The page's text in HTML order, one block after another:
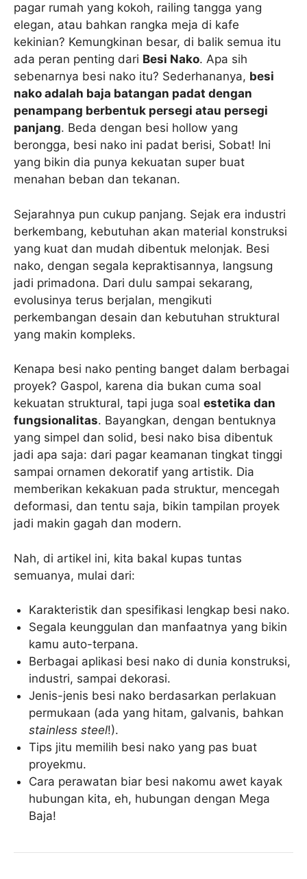
pagar rumah yang kokoh, railing tangga yang
elegan, atau bahkan rangka meja di kafe
kekinian? Kemungkinan besar, di balik semua itu
ada peran penting dari Besi Nako. Apa sih
sebenarnya besi nako itu? Sederhananya, besi
nako adalah baja batangan padat dengan
penampang berbentuk persegi atau persegi
panjang. Beda dengan besi hollow yang
berongga, besi nako ini padat berisi, Sobat! Ini
yang bikin dia punya kekuatan super buat
menahan beban dan tekanan.
Sejarahnya pun cukup panjang. Sejak era industri
berkembang, kebutuhan akan material konstruksi
yang kuat dan mudah dibentuk melonjak. Besi
nako, dengan segala kepraktisannya, langsung
jadi primadona. Dari dulu sampai sekarang,
evolusinya terus berjalan, mengikuti
perkembangan desain dan kebutuhan struktural
yang makin kompleks.
Kenapa besi nako penting banget dalam berbagai
proyek? Gaspol, karena dia bukan cuma soal
kekuatan struktural, tapi juga soal estetika dan
fungsionalitas. Bayangkan, dengan bentuknya
yang simpel dan solid, besi nako bisa dibentuk
jadi apa saja: dari pagar keamanan tingkat tinggi
sampai ornamen dekoratif yang artistik. Dia
memberikan kekakuan pada struktur, mencegah
deformasi, dan tentu saja, bikin tampilan proyek
jadi makin gagah dan modern.
Nah, di artikel ini, kita bakal kupas tuntas
semuanya, mulai dari:
Karakteristik dan spesifikasi lengkap besi nako.
Segala keunggulan dan manfaatnya yang bikin
kamu auto-terpana.
Berbagai aplikasi besi nako di dunia konstruksi,
industri, sampai dekorasi.
Jenis-jenis besi nako berdasarkan perlakuan
permukaan (ada yang hitam, galvanis, bahkan
stainless steel!).
Tips jitu memilih besi nako yang pas buat
proyekmu.
Cara perawatan biar besi nakomu awet kayak
hubungan kita, eh, hubungan dengan Mega
Baja!